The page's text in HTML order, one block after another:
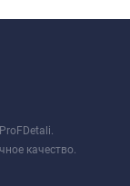
качество.